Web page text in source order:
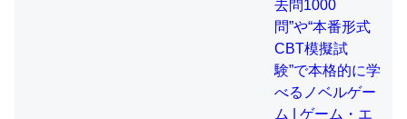
論文では「淡水はカルシウムも酸素も不足してて両方に不
利だから両方が拮抗してるのでは」とあって面白い。海に
いる鋏角類（カブトガニ・ウミグモ）はカルシウムを使わ
ずキチンを強化してる筈だが、酵素が違うのか？